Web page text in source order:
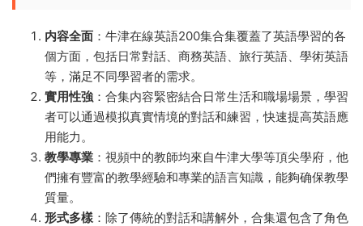
内容全面 ：牛津在線英語200集合集覆蓋了英語學習的各
個方面，包括日常對話、商務英語、旅行英語、學術英語
等，滿足不同學習者的需求。
實用性強 ：合集内容緊密結合日常生活和職場場景，學習
者可以通過模拟真實情境的對話和練習，快速提高英語應
用能力。
教學專業 ：視頻中的教師均來自牛津大學等頂尖學府，他
們擁有豐富的教學經驗和專業的語言知識，能夠确保教學
質量。
形式多樣 ：除了傳統的對話和講解外，合集還包含了角色